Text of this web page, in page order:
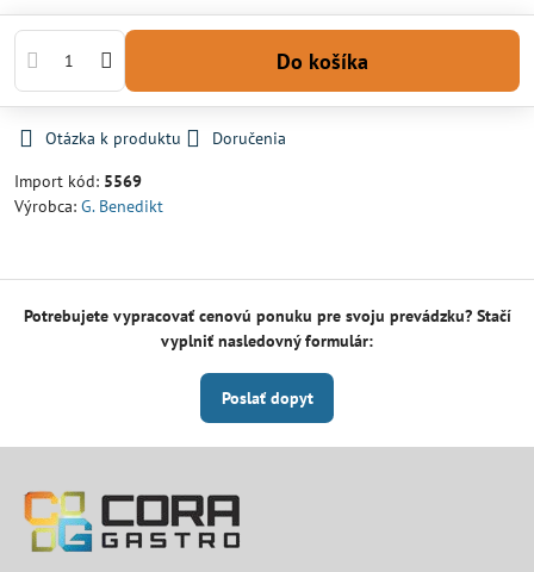
Do košíka
Otázka k produktu
Doručenia
Import kód: 5569
Výrobca: G. Benedikt
Potrebujete vypracovať cenovú ponuku pre svoju prevádzku? Stačí
vyplniť nasledovný formulár:
Poslať dopyt